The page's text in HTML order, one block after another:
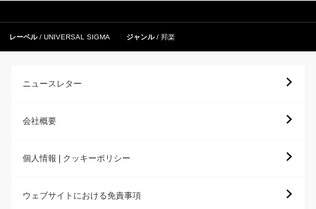
レーベル UNIVERSAL SIGMA ジャンル 邦楽
ニュースレター
会社概要
個人情報 | クッキーポリシー
ウェブサイトにおける免責事項